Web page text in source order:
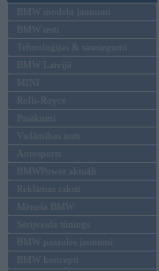
BMW modeļu jaunumi
BMW testi
Tehnoloģijas & sasniegumi
BMW Latvijā
MINI
Rolls-Royce
Pasākumi
Vadāmības tests
Autosports
BMWPower aktuāli
Reklāmas raksti
Mēneša BMW
Sērijveida tūnings
BMW pasaules jaunumi
BMW koncepti